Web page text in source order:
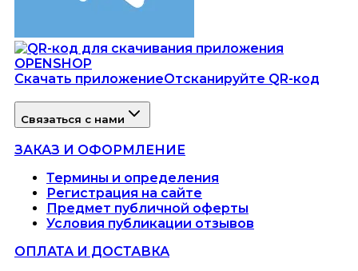
Скачать приложениеОтсканируйте QR-код
Связаться с нами
ЗАКАЗ И ОФОРМЛЕНИЕ
Термины и определения
Регистрация на сайте
Предмет публичной оферты
Условия публикации отзывов
ОПЛАТА И ДОСТАВКА